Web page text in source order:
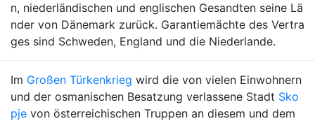
n, niederländischen und englischen Gesandten seine Lä
nder von Dänemark zurück. Garantiemächte des Vertra
ges sind Schweden, England und die Niederlande.
Im Großen Türkenkrieg wird die von vielen Einwohnern
und der osmanischen Besatzung verlassene Stadt Sko
pje von österreichischen Truppen an diesem und dem